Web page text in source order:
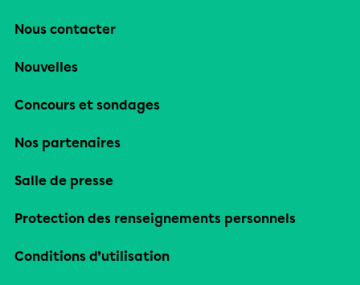
Nous contacter
Nouvelles
Concours et sondages
Nos partenaires
Salle de presse
Protection des renseignements personnels
Conditions d’utilisation